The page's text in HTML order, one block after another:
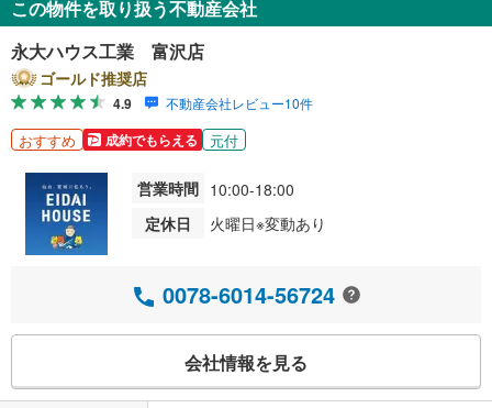
この物件を取り扱う不動産会社
永大ハウス工業 富沢店
ゴールド推奨店
4.9 不動産会社レビュー10件
おすすめ 成約でもらえる 元付
営業時間 10:00-18:00
定休日
火曜日※変動あり
0078-6014-56724
会社情報を見る